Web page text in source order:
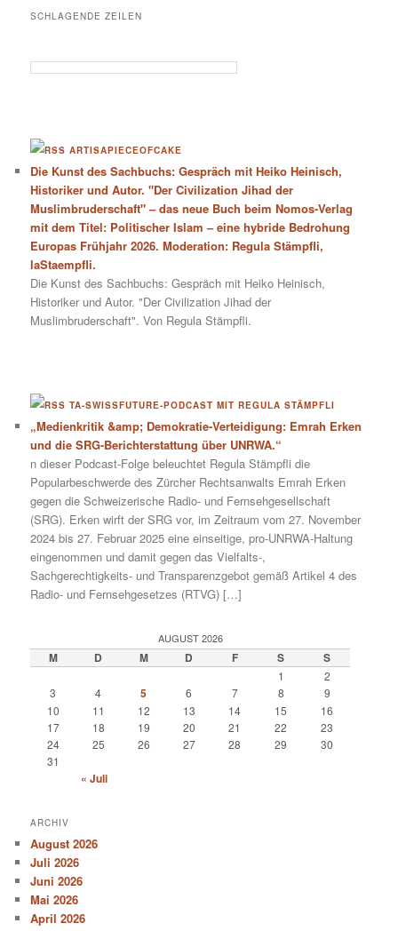
SCHLAGENDE ZEILEN
ARTISAPIECEOFCAKE
Die Kunst des Sachbuchs: Gespräch mit Heiko Heinisch,
Historiker und Autor. "Der Civilization Jihad der
Muslimbruderschaft" – das neue Buch beim Nomos-Verlag
mit dem Titel: Politischer Islam – eine hybride Bedrohung
Europas Frühjahr 2026. Moderation: Regula Stämpfli,
laStaempfli.
Die Kunst des Sachbuchs: Gespräch mit Heiko Heinisch,
Historiker und Autor. "Der Civilization Jihad der
Muslimbruderschaft". Von Regula Stämpfli.
TA-SWISSFUTURE-PODCAST MIT REGULA STÄMPFLI
„Medienkritik &amp; Demokratie-Verteidigung: Emrah Erken
und die SRG-Berichterstattung über UNRWA.“
n dieser Podcast-Folge beleuchtet Regula Stämpfli die
Popularbeschwerde des Zürcher Rechtsanwalts Emrah Erken
gegen die Schweizerische Radio- und Fernsehgesellschaft
(SRG). Erken wirft der SRG vor, im Zeitraum vom 27. November
2024 bis 27. Februar 2025 eine einseitige, pro-UNRWA-Haltung
eingenommen und damit gegen das Vielfalts-,
Sachgerechtigkeits- und Transparenzgebot gemäß Artikel 4 des
Radio- und Fernsehgesetzes (RTVG) […]
AUGUST 2026
M D M D F S S
1
2
3
4 5 6 7 8
9
10
11 12 13 14 15
16
17
18 19 20 21 22
23
24
25 26 27 28 29
30
31
« Juli
ARCHIV
August 2026
Juli 2026
Juni 2026
Mai 2026
April 2026